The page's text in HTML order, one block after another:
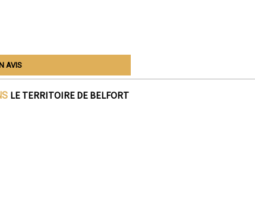
AVIS
LE TERRITOIRE DE BELFORT